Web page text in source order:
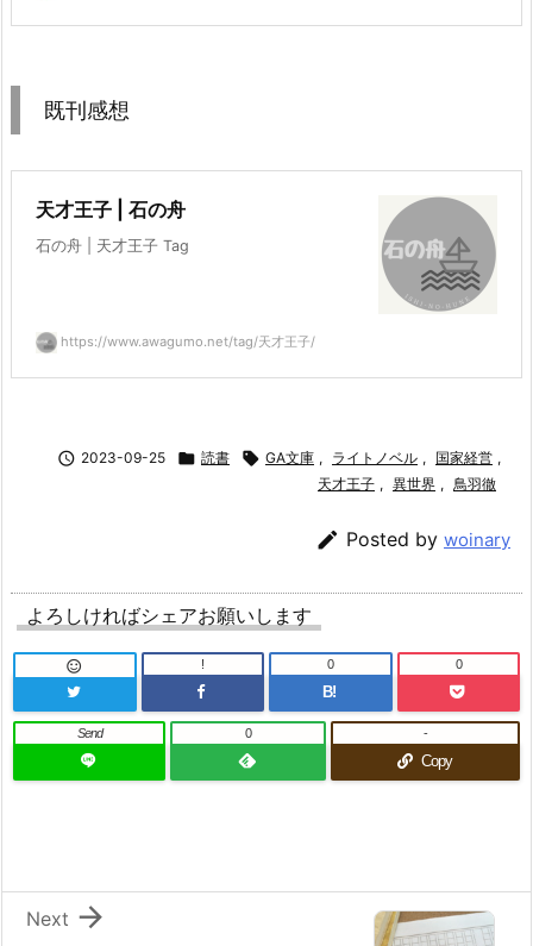
既刊感想
天才王子 | 石の舟
石の舟 | 天才王子 Tag
https://www.awagumo.net/tag/天才王子/
 2023-09-25  読書  GA文庫 , ライトノベル , 国家経営 ,
天才王子 , 異世界 , 鳥羽徹
 Posted by woinary
よろしければシェアお願いします
 !
B!
0 0
Send 0
Copy
-

Next